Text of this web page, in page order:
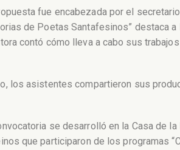
fue encabezada por el
de Poetas Santafesinos” destaca
contó cómo lleva a cabo sus
los asistentes compartieron sus
se desarrolló en la Casa de
que participaron de los programas